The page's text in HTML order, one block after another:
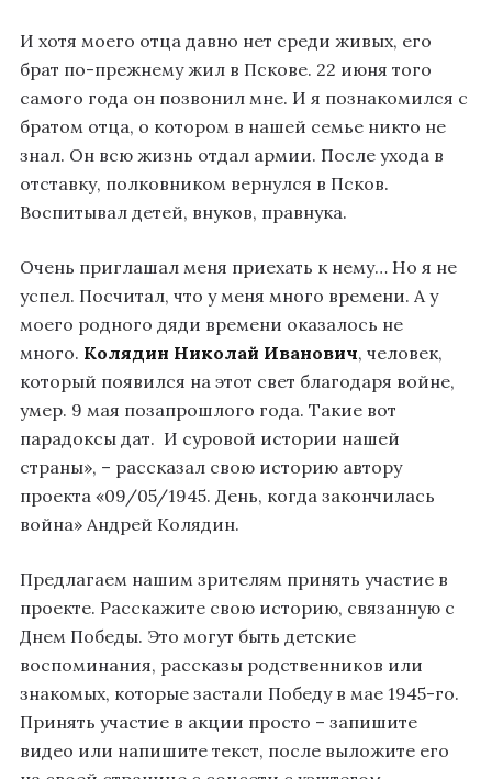
И хотя моего отца давно нет среди живых, его
брат по-прежнему жил в Пскове. 22 июня того
самого года он позвонил мне. И я познакомился с
братом отца, о котором в нашей семье никто не
знал. Он всю жизнь отдал армии. После ухода в
отставку, полковником вернулся в Псков.
Воспитывал детей, внуков, правнука.
Очень приглашал меня приехать к нему… Но я не
успел. Посчитал, что у меня много времени. А у
моего родного дяди времени оказалось не
много. Колядин Николай Иванович, человек,
который появился на этот свет благодаря войне,
умер. 9 мая позапрошлого года. Такие вот
парадоксы дат. И суровой истории нашей
страны», – рассказал свою историю автору
проекта «09/05/1945. День, когда закончилась
война» Андрей Колядин.
Предлагаем нашим зрителям принять участие в
проекте. Расскажите свою историю, связанную с
Днем Победы. Это могут быть детские
воспоминания, рассказы родственников или
знакомых, которые застали Победу в мае 1945-го.
Принять участие в акции просто – запишите
видео или напишите текст, после выложите его